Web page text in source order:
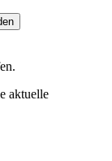
aktuelle